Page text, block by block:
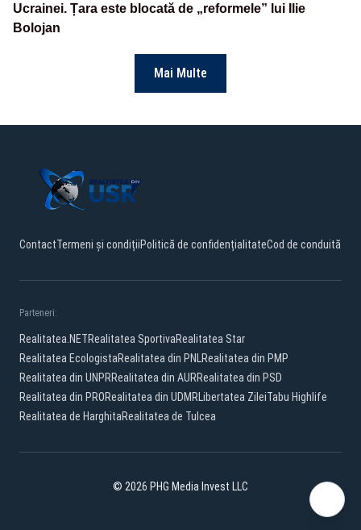
Ucrainei. Țara este blocată de „reformele” lui Ilie
Bolojan
Mai Multe
ContactTermeni și condițiiPolitică de confidențialitateCod de conduită
Parteneri:
Realitatea.NETRealitatea SportivaRealitatea Star
Realitatea EcologistaRealitatea din PNLRealitatea din PMP
Realitatea din UNPRRealitatea din AURRealitatea din PSD
Realitatea din PRORealitatea din UDMRLibertatea ZileiTabu Highlife
Realitatea de HarghitaRealitatea de Tulcea
© 2026 PHG Media Invest LLC